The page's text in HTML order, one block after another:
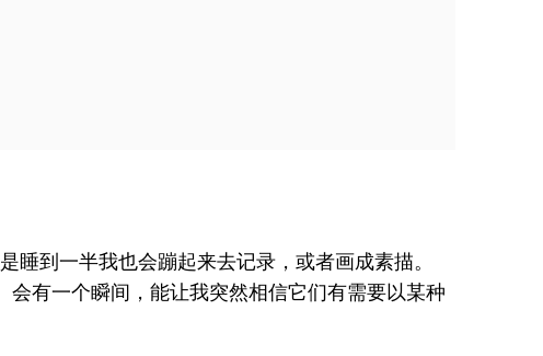
到一半我也会蹦起来去记录，或者画成素描。
有一个瞬间，能让我突然相信它们有需要以某种